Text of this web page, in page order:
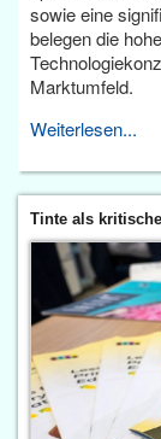
sowie eine
belegen die
Marktumfeld.
Weiterlesen...
Tinte als